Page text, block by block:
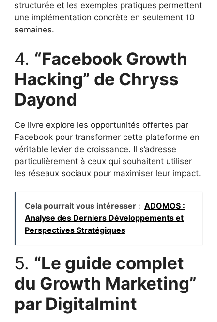
structurée et les exemples pratiques permettent
une implémentation concrète en seulement 10
semaines.
4. “Facebook Growth
Hacking” de Chryss
Dayond
Ce livre explore les opportunités offertes par
Facebook pour transformer cette plateforme en
véritable levier de croissance. Il s’adresse
particulièrement à ceux qui souhaitent utiliser
les réseaux sociaux pour maximiser leur impact.
Cela pourrait vous intéresser : ADOMOS :
Analyse des Derniers Développements et
Perspectives Stratégiques
5. “Le guide complet
du Growth Marketing”
par Digitalmint